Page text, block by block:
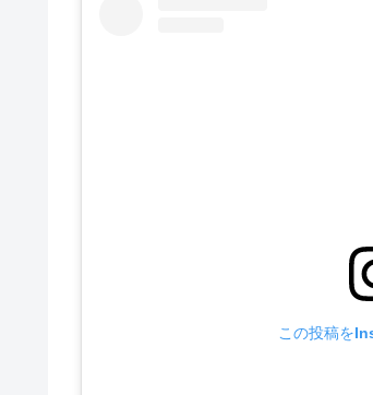
この投稿を